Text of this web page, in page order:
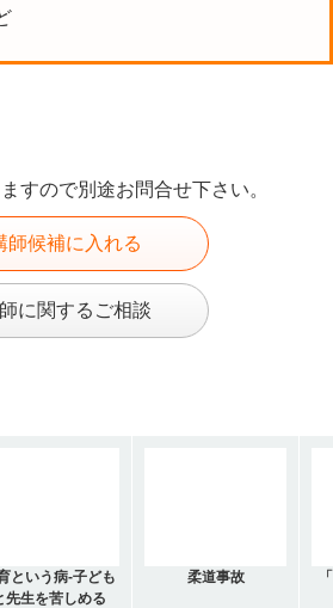
すので別途お問合せ下さい。
師候補に入れる
に関するご相談
という病-子ども
先生を苦しめる
柔道事故